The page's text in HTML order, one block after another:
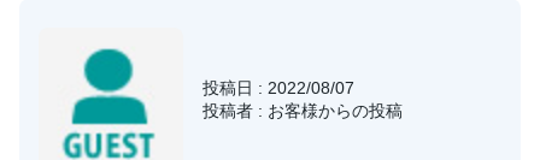
投稿日 : 2022/08/07
投稿者 : お客様からの投稿